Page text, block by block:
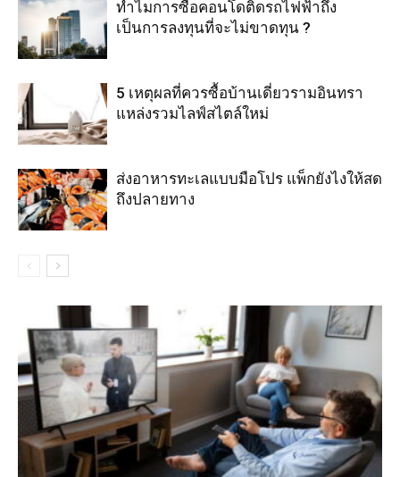
ทำไมการซื้อคอนโดติดรถไฟฟ้าถึง
เป็นการลงทุนที่จะไม่ขาดทุน ?
5 เหตุผลที่ควรซื้อบ้านเดี่ยวรามอินทรา
แหล่งรวมไลฟ์สไตล์ใหม่
ส่งอาหารทะเลแบบมือโปร แพ็กยังไงให้สด
ถึงปลายทาง